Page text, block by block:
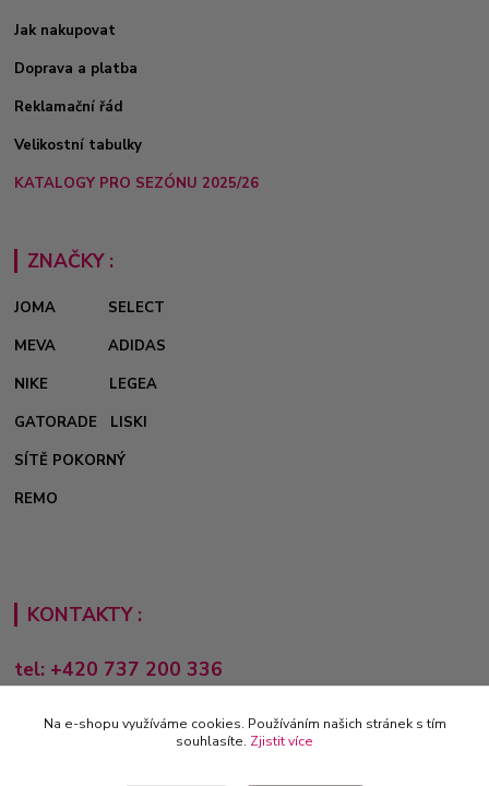
Jak nakupovat
Doprava a platba
Reklamační řád
Velikostní tabulky
KATALOGY PRO SEZÓNU 2025/26
ZNAČKY :
JOMA
SELECT
MEVA
ADIDAS
NIKE
LEGEA
GATORADE
LISKI
SÍTĚ POKORNÝ
REMO
KONTAKTY :
tel: +420 737 200 336
Pondělí-Pátek: 8 - 17 hodin
obchod@e-sporting.cz
Na e-shopu využíváme cookies. Používáním našich stránek s tím
souhlasíte. Zjistit více